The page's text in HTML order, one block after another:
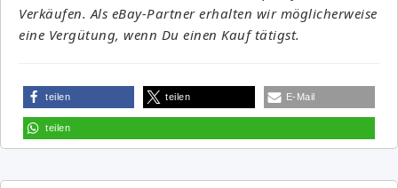
Verkäufen. Als eBay-Partner erhalten wir möglicherweise
eine Vergütung, wenn Du einen Kauf tätigst.
teilen teilen E-Mail
teilen